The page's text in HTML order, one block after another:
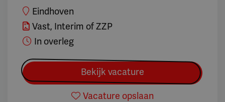
Eindhoven
Vast, Interim of ZZP
In overleg
Bekijk vacature
Vacature opslaan